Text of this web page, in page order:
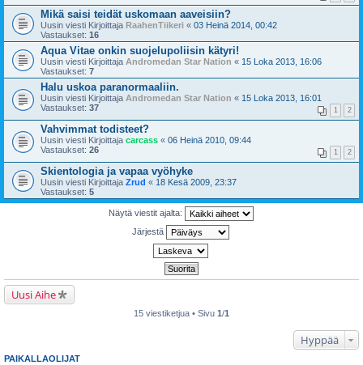
Mikä saisi teidät uskomaan aaveisiin?
Uusin viesti Kirjoittaja RaahenTiikeri « 03 Heinä 2014, 00:42
Vastaukset: 16
Aqua Vitae onkin suojelupoliisin kätyri!
Uusin viesti Kirjoittaja Andromedan Star Nation « 15 Loka 2013, 16:06
Vastaukset: 7
Halu uskoa paranormaaliin.
Uusin viesti Kirjoittaja Andromedan Star Nation « 15 Loka 2013, 16:01
Vastaukset: 37 1 2
Vahvimmat todisteet?
Uusin viesti Kirjoittaja carcass « 06 Heinä 2010, 09:44
Vastaukset: 26 1 2
Skientologia ja vapaa vyöhyke
Uusin viesti Kirjoittaja Zrud « 18 Kesä 2009, 23:37
Vastaukset: 5
Näytä viestit ajalta:
Järjestä
Uusi Aihe
15 viestiketjua • Sivu 1/1
Hyppää
PAIKALLAOLIJAT